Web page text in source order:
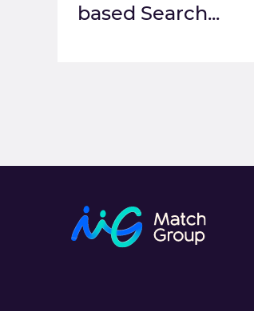
based Search...